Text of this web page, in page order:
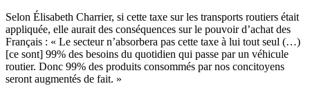
Selon Élisabeth Charrier, si cette taxe sur les transports routiers était
appliquée, elle aurait des conséquences sur le pouvoir d’achat des
Français : « Le secteur n’absorbera pas cette taxe à lui tout seul (…)
[ce sont] 99% des besoins du quotidien qui passe par un véhicule
routier. Donc 99% des produits consommés par nos concitoyens
seront augmentés de fait. »